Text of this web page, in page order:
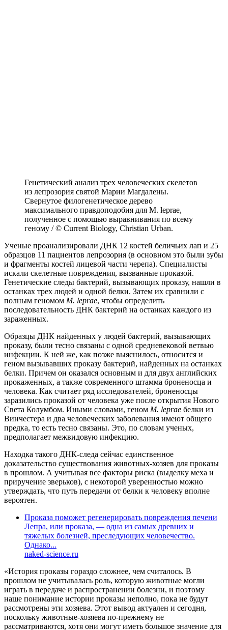
Генетический анализ трех человеческих скелетов
из лепрозория святой Марии Магдалены.
Свернутое филогенетическое дерево
максимального правдоподобия для M. leprae,
полученное с помощью выравнивания по всему
геному / © Current Biology, Christian Urban.
Ученые проанализировали ДНК 12 костей беличьих лап и 25
образцов 11 пациентов лепрозория (в основном это были зубы
и фрагменты костей лицевой части черепа). Специалисты
искали скелетные повреждения, вызванные проказой.
Генетические следы бактерий, вызывающих проказу, нашли в
останках трех людей и одной белки. Затем их сравнили с
полным геномом M. leprae, чтобы определить
последовательность ДНК бактерий на останках каждого из
зараженных.
Образцы ДНК найденных у людей бактерий, вызывающих
проказу, были тесно связаны с одной средневековой ветвью
инфекции. К ней же, как позже выяснилось, относится и
геном вызывавших проказу бактерий, найденных на останках
белки. Причем он оказался основным и для двух английских
прокаженных, а также современного штамма броненосца и
человека. Как считает ряд исследователей, броненосцы
заразились проказой от человека уже после открытия Нового
Света Колумбом. Иными словами, геном M. leprae белки из
Винчестера и два человеческих заболевания имеют общего
предка, то есть тесно связаны. Это, по словам ученых,
предполагает межвидовую инфекцию.
Находка такого ДНК-следа сейчас единственное
доказательство существования животных-хозяев для проказы
в прошлом. А учитывая все факторы риска (выделку меха и
приручение зверьков), с некоторой уверенностью можно
утверждать, что путь передачи от белки к человеку вполне
вероятен.
Проказа поможет регенерировать повреждения печени
Лепра, или проказа, — одна из самых древних и
тяжелых болезней, преследующих человечество.
Однако...
naked-science.ru
«История проказы гораздо сложнее, чем считалось. В
прошлом не учитывалась роль, которую животные могли
играть в передаче и распространении болезни, и поэтому
наше понимание истории проказы неполно, пока не будут
рассмотрены эти хозяева. Этот вывод актуален и сегодня,
поскольку животные-хозяева по-прежнему не
рассматриваются, хотя они могут иметь большое значение для